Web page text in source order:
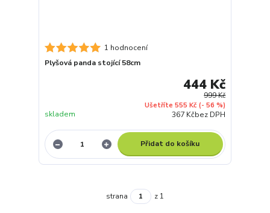
1 hodnocení
Plyšová panda stojící 58cm
999 Kč
Ušetříte 555 Kč (- 56 %)
444 Kč
367 Kčbez DPH
skladem
Přidat do košíku
strana z 1